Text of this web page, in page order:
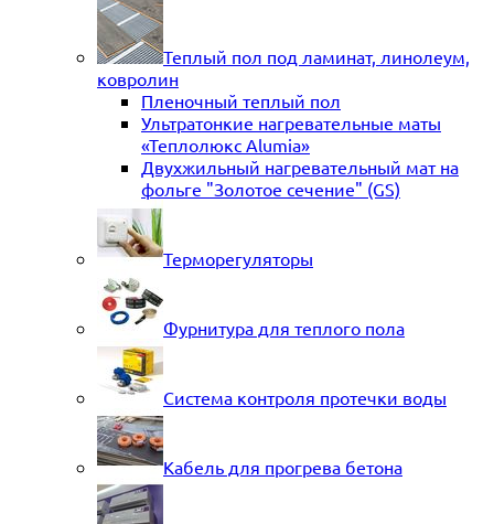
Теплый пол под ламинат, линолеум,
ковролин
Пленочный теплый пол
Ультратонкие нагревательные маты
«Теплолюкс Alumia»
Двухжильный нагревательный мат на
фольге "Золотое сечение" (GS)
Терморегуляторы
Фурнитура для теплого пола
Система контроля протечки воды
Кабель для прогрева бетона